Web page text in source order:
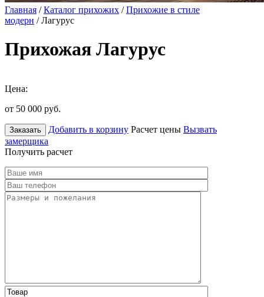
Главная /Каталог прихожих /Прихожие в стиле
модерн / Лагурус
Прихожая Лагурус
Цена:
от 50 000 руб.
Заказать Добавить в корзину Расчет цены Вызвать
замерщика
Получить расчет